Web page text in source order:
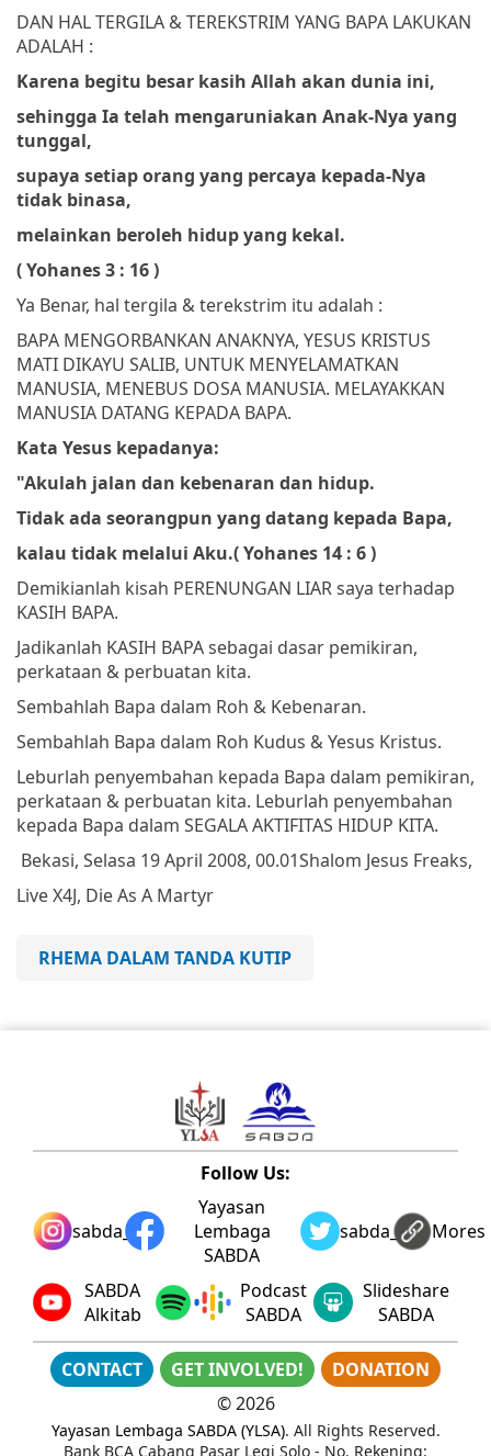
DAN HAL TERGILA & TEREKSTRIM YANG BAPA LAKUKAN
ADALAH :
Karena begitu besar kasih Allah akan dunia ini,
sehingga Ia telah mengaruniakan Anak-Nya yang
tunggal,
supaya setiap orang yang percaya kepada-Nya
tidak binasa,
melainkan beroleh hidup yang kekal.
( Yohanes 3 : 16 )
Ya Benar, hal tergila & terekstrim itu adalah :
BAPA MENGORBANKAN ANAKNYA, YESUS KRISTUS
MATI DIKAYU SALIB, UNTUK MENYELAMATKAN
MANUSIA, MENEBUS DOSA MANUSIA. MELAYAKKAN
MANUSIA DATANG KEPADA BAPA.
Kata Yesus kepadanya:
"Akulah jalan dan kebenaran dan hidup.
Tidak ada seorangpun yang datang kepada Bapa,
kalau tidak melalui Aku.(Yohanes 14 : 6 )
Demikianlah kisah PERENUNGAN LIAR saya terhadap
KASIH BAPA.
Jadikanlah KASIH BAPA sebagai dasar pemikiran,
perkataan & perbuatan kita.
Sembahlah Bapa dalam Roh & Kebenaran.
Sembahlah Bapa dalam Roh Kudus & Yesus Kristus.
Leburlah penyembahan kepada Bapa dalam pemikiran,
perkataan & perbuatan kita. Leburlah penyembahan
kepada Bapa dalam SEGALA AKTIFITAS HIDUP KITA.
Bekasi, Selasa 19 April 2008, 00.01Shalom Jesus Freaks,
Live X4J, Die As A Martyr
RHEMA DALAM TANDA KUTIP
Follow Us:
sabda_ylsa
Yayasan
Lembaga
SABDA
sabda_ylsaMores
SABDA
Alkitab
Podcast
SABDA
Slideshare
SABDA
CONTACT GET INVOLVED!
DONATION
©2026
Yayasan Lembaga SABDA (YLSA). All Rights Reserved.
Bank BCA Cabang Pasar Legi Solo - No. Rekening: